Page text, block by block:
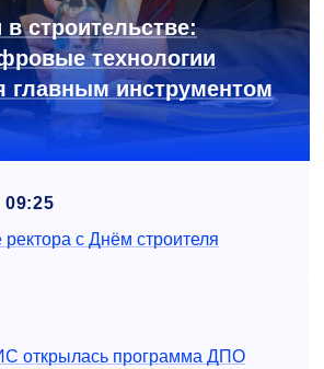
строительстве:
технологии
главным инструментом
с Днём строителя
открылась программа ДПО